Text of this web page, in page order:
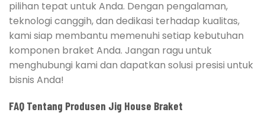
pilihan tepat untuk Anda. Dengan pengalaman,
teknologi canggih, dan dedikasi terhadap kualitas,
kami siap membantu memenuhi setiap kebutuhan
komponen braket Anda. Jangan ragu untuk
menghubungi kami dan dapatkan solusi presisi untuk
bisnis Anda!
FAQ Tentang Produsen Jig House Braket